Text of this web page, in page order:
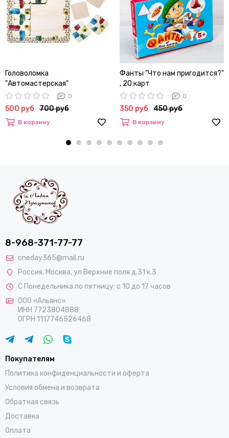
Головоломка
"Автомастерская"
0
500 руб 700 руб
В корзину
Фанты "Что нам пригодится?"
, 20 карт
0
350 руб 450 руб
В корзину
8-968-371-77-77
oneday365@mail.ru
Россия, Москва,ул Верхние поля д.31 к.3
С Понедельника по пятницу: с 10 до 17 часов
ООО «Альянс»
ИНН 7723804888
ОГРН 1117746526468
Покупателям
Политика конфиденциальности и оферта
Условия обмена и возврата
Обратная связь
Доставка
Оплата